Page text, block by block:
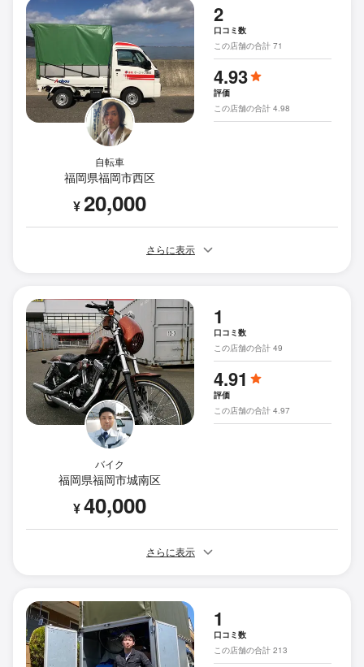
自転車
福岡県福岡市西区
¥20,000
2
口コミ数
この店舗の合計 71
4.93
評価
この店舗の合計 4.98
さらに表示
バイク
福岡県福岡市城南区
¥40,000
1
口コミ数
この店舗の合計 49
4.91
評価
この店舗の合計 4.97
さらに表示
1
口コミ数
この店舗の合計 213